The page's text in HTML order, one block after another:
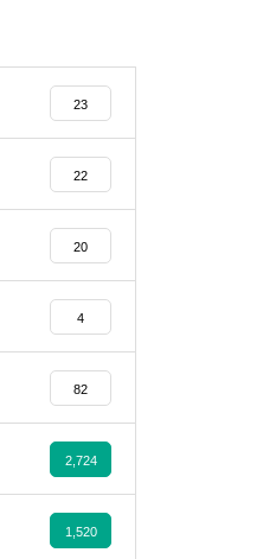
23
22
20
4
82
2,724
1,520